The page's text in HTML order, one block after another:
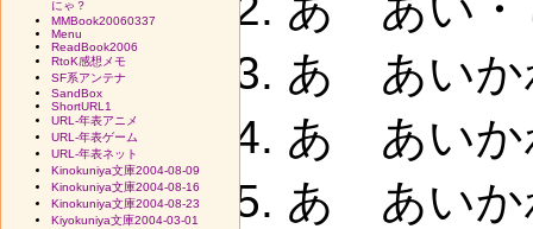
あ あいか
あ あいか
あ あいか
にゃ？
MMBook20060337
Menu
ReadBook2006
RtoK感想メモ
SF系アンテナ
SandBox
ShortURL1
URL-年表アニメ
URL-年表ゲーム
URL-年表ネット
Kinokuniya文庫2004-08-09
Kinokuniya文庫2004-08-16
Kinokuniya文庫2004-08-23
Kiyokuniya文庫2004-03-01